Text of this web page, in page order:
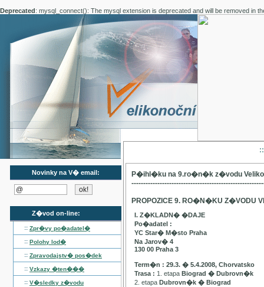
Deprecated: mysql_connect(): The mysql extension is deprecated and will be removed in
Novinky na V� email:
Z�vod on-line:
:: Zpr�vy po�adatel�
:: Polohy lod�
:: Zpravodajstv� pos�dek
:: Vzkazy �ten���
:: V�sledky z�vodu
P�ihl�ku na 9.ro�n�k z�vodu
PROPOZICE 9. RO�N�KU Z�VODU
I. Z�KLADN� �DAJE
Po�adatel :
YC Star� M�sto Praha
Na Jarov� 4
130 00 Praha 3
Term�n : 29.3. � 5.4.2008, Chorvatsko
Trasa : 1. etapa Biograd � Dubrovn�k
2. etapa Dubrovn�k � Biograd